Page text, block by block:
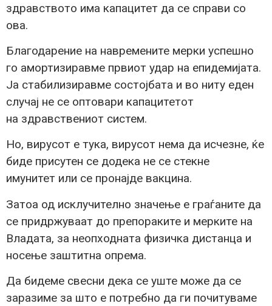
здравството има капацитет да се справи со
ова.
Благодарение на навремените мерки успешно
го амортизиравме првиот удар на епидемијата.
Ја стабилизиравме состојбата и во ниту еден
случај не се оптовари капацитетот
на здравствениот систем.
Но, вирусот е тука, вирусот нема да исчезне, ќе
биде присутен се додека не се стекне
имунитет или се пронајде вакцина.
Затоа од исклучително значење е граѓаните да
се придржуваат до препораките и мерките на
Владата, за неопходната физичка дистанца и
носење заштитна опрема.
Да бидеме свесни дека се уште може да се
заразиме за што е потребно да ги почитуваме